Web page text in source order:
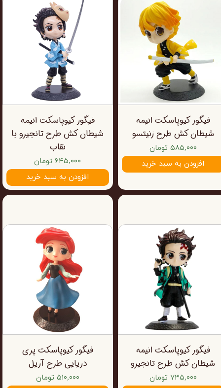
فیگور کیوپاسکت انیمه
شیطان کش طرح زنیتسو
۵۸۵,۰۰۰ تومان
افزودن به سبد خرید
فیگور کیوپاسکت انیمه
شیطان کش طرح تانجیرو با
نقاب
۶۴۵,۰۰۰ تومان
افزودن به سبد خرید
فیگور کیوپاسکت انیمه
شیطان کش طرح تانجیرو
۷۳۵,۰۰۰ تومان
فیگور کیوپاسکت پری
دریایی طرح آریل
۵۱۰,۰۰۰ تومان